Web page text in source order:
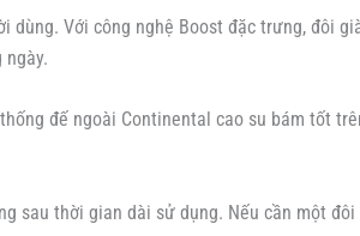
dùng. Với công nghệ Boost đặc trưng, đôi
đế ngoài Continental cao su bám tốt
sau thời gian dài sử dụng. Nếu cần một